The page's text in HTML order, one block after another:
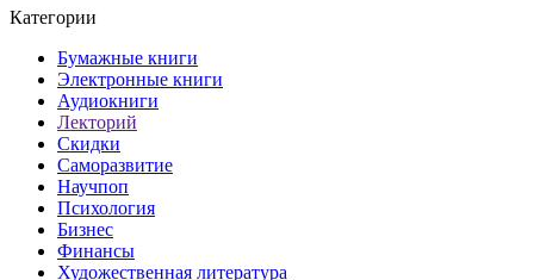
Категории
Бумажные книги
Электронные книги
Аудиокниги
Лекторий
Скидки
Саморазвитие
Научпоп
Психология
Бизнес
Финансы
Художественная литература